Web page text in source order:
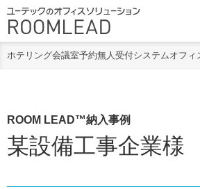
ホテリング会議室予約無人受付システムオフィ
ROOM LEAD™納入事例
某設備工事企業様